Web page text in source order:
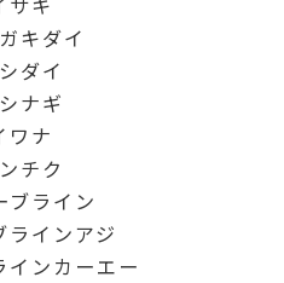
キダイ
ダイ
ナギ
ワナ
チク
ブライン
ラインアジ
インカーエー